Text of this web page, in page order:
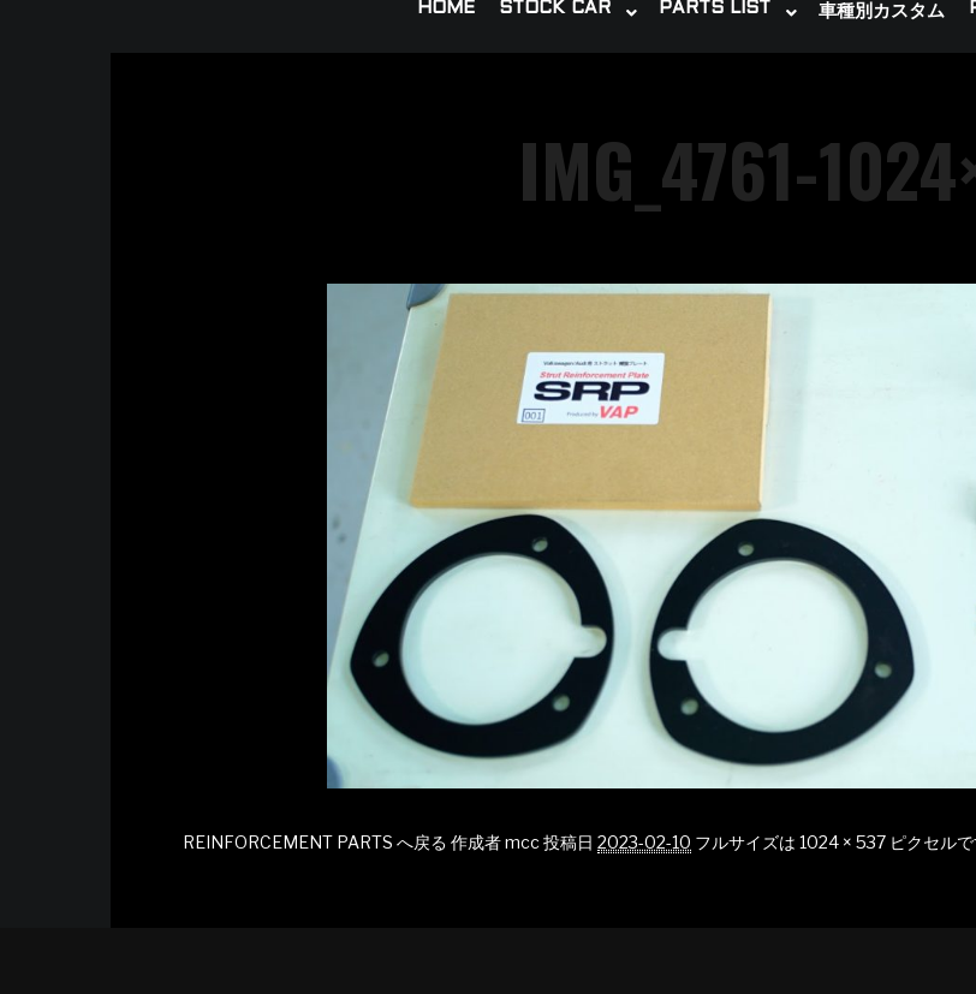
HOME STOCK CAR PARTS LIST 車種別カスタム
IMG_4761-
REINFORCEMENT PARTS へ戻る 作成者mcc投稿日 2023-02-10 フルサイズは 1024 × 537 ピクセル